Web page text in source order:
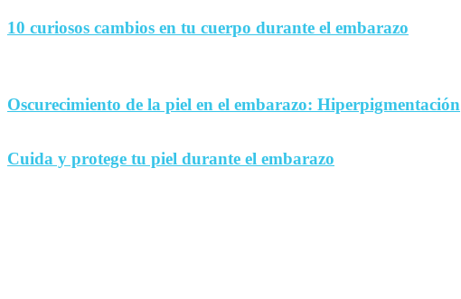
10 curiosos cambios en tu cuerpo durante el embarazo
Oscurecimiento de la piel en el embarazo: Hiperpigmentación
Cuida y protege tu piel durante el embarazo